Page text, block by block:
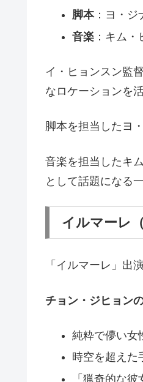
脚本：ヨ・ジ
音楽：キム・
イ・ヒョンスン監
なロケーションを
脚本を担当したヨ
音楽を担当したキ
として話題になる
イルマーレ
「イルマーレ」出
チョン・ジヒョン
純粋で儚い女
時空を超えた
「猟奇的な